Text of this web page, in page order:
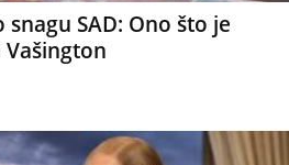
SAD: Ono što je